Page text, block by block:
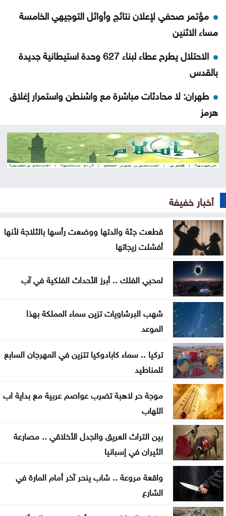
مؤتمر صحفي لإعلان نتائج وأوائل التوجيهي الخامسة
مساء الاثنين
الاحتلال يطرح عطاء لبناء 627 وحدة استيطانية جديدة
بالقدس
طهران: لا محادثات مباشرة مع واشنطن واستمرار إغلاق
هرمز
تصاريح عمل السوريين بالأردن تتراجع خلال النصف الأول
من العام
تجارة عمّان: أسعار المستلزمات المدرسية مستقرة
ومتوافرة بكثرة
صندوق الحج يحقق أرباحاً بـ24.9 مليون وموجوداته 448
مليوناً
تحذيرات أمنية من مواكب المركبات بالتزامن مع إعلان
نتائج التوجيهي
جيش الاحتلال يواصل نسف المنازل واستهداف خيام
النازحين بغزة
الاحتلال يوسّع الاستيطان بإقرار 627 وحدة جديدة برام
الله والبيرة
الحكومة تطرح 100 فرصة استثمارية وتطوّر 3 مشاريع
بالشراكة مع القطاع الخاص
إيران تشترط ستة بنود لإعادة فتح هرمز وواشنطن
تراقب التنفيذ
أخبار خفيفة
قطعت جثة والدتها ووضعت رأسها بالثلاجة لأنها
أفشلت زيجاتها
لمحبي الفلك .. أبرز الأحداث الفلكية في آب
شهب البرشاويات تزين سماء المملكة بهذا
الموعد
تركيا .. سماء كابادوكيا تتزين في المهرجان السابع
للمناطيد
موجة حر لاهبة تضرب عواصم عربية مع بداية اب
اللهاب
بين التراث العريق والجدل الأخلاقي .. مصارعة
الثيران في إسبانيا
واقعة مروعة .. شاب ينحر آخر أمام المارة في
الشارع